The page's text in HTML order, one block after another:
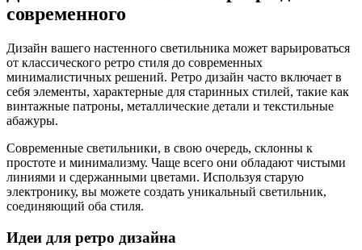
современного
Дизайн вашего настенного светильника может варьироваться
от классического ретро стиля до современных
минималистичных решений. Ретро дизайн часто включает в
себя элементы, характерные для старинных стилей, такие как
винтажные патроны, металлические детали и текстильные
абажуры.
Современные светильники, в свою очередь, склонны к
простоте и минимализму. Чаще всего они обладают чистыми
линиями и сдержанными цветами. Используя старую
электронику, вы можете создать уникальный светильник,
соединяющий оба стиля.
Идеи для ретро дизайна